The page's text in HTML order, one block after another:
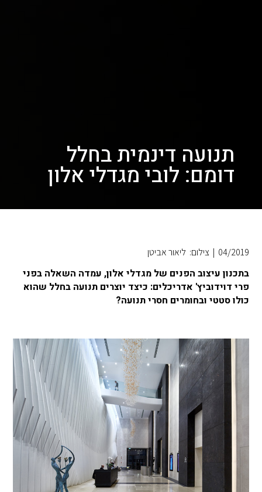
תנועה דינמית בחלל
דומם: לובי מגדלי אלון
04/2019
| צילום: ליאור אביטן
בתכנון עיצוב הפנים של מגדלי אלון, עמדה השאלה בפני
פרי דוידוביץ' אדריכלים: כיצד יוצרים תנועה בחלל שהוא
כולו סטטי ובחומרים חסרי תנועה?